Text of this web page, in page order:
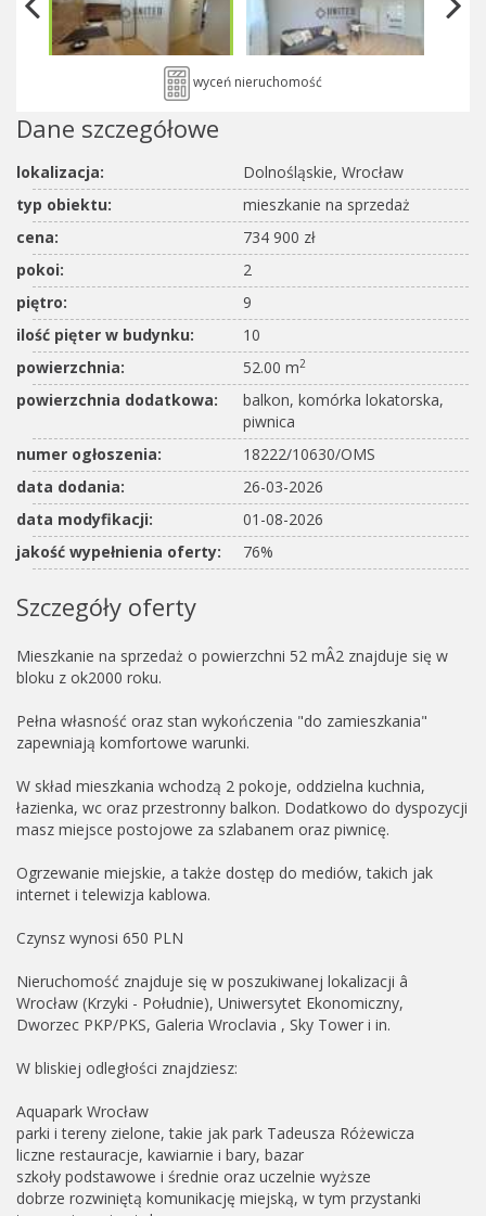
wyceń nieruchomość
Dane szczegółowe
lokalizacja:
Dolnośląskie, Wrocław
typ obiektu:
mieszkanie na sprzedaż
cena:
734 900 zł
pokoi:
2
piętro:
9
ilość pięter w budynku:
10
powierzchnia:
52.00 m2
powierzchnia dodatkowa:
balkon, komórka lokatorska,
piwnica
numer ogłoszenia:
18222/10630/OMS
data dodania:
26-03-2026
data modyfikacji:
01-08-2026
jakość wypełnienia oferty:
76%
Szczegóły oferty
Mieszkanie na sprzedaż o powierzchni 52 mÂ2 znajduje się w
bloku z ok2000 roku.
Pełna własność oraz stan wykończenia "do zamieszkania"
zapewniają komfortowe warunki.
W skład mieszkania wchodzą 2 pokoje, oddzielna kuchnia,
łazienka, wc oraz przestronny balkon. Dodatkowo do dyspozycji
masz miejsce postojowe za szlabanem oraz piwnicę.
Ogrzewanie miejskie, a także dostęp do mediów, takich jak
internet i telewizja kablowa.
Czynsz wynosi 650 PLN
Nieruchomość znajduje się w poszukiwanej lokalizacji â
Wrocław (Krzyki - Południe), Uniwersytet Ekonomiczny,
Dworzec PKP/PKS, Galeria Wroclavia , Sky Tower i in.
W bliskiej odległości znajdziesz:
Aquapark Wrocław
parki i tereny zielone, takie jak park Tadeusza Różewicza
liczne restauracje, kawiarnie i bary, bazar
szkoły podstawowe i średnie oraz uczelnie wyższe
dobrze rozwiniętą komunikację miejską, w tym przystanki